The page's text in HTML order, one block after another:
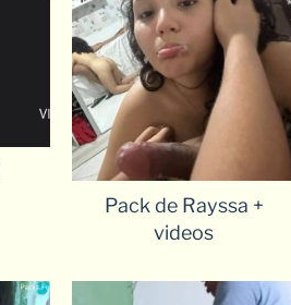
Pack de Rayssa +
videos